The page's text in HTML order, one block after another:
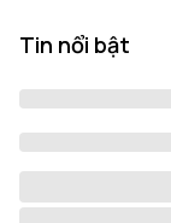
Tin nổi bật